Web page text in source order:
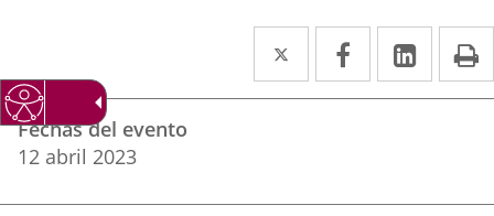
Twitter
Enlace
a
externa.
Facebook
Enlace
a
externa.
Enlace
a
Datos
del
evento
Fechas del evento
12 abril 2023